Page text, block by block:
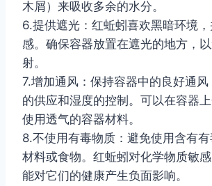
木屑）来吸收多余的水分。
6.提供遮光：红蚯蚓喜欢黑暗环境
感。确保容器放置在遮光的地方，
射。
7.增加通风：保持容器中的良好通
的供应和湿度的控制。可以在容器
使用透气的容器材料。
8.不使用有毒物质：避免使用含有
材料或食物。红蚯蚓对化学物质敏
能对它们的健康产生负面影响。